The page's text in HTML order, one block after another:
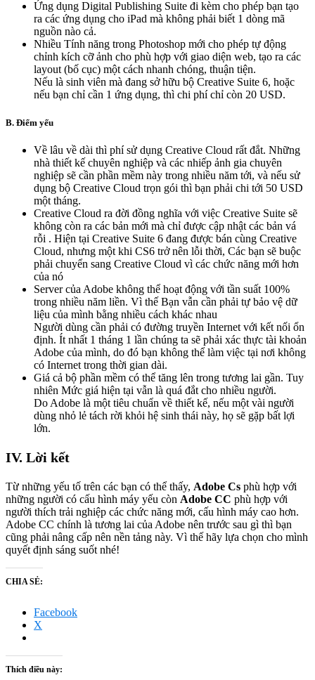
Ứng dụng Digital Publishing Suite đi kèm cho phép bạn tạo
ra các ứng dụng cho iPad mà không phải biết 1 dòng mã
nguồn nào cả.
Nhiều Tính năng trong Photoshop mới cho phép tự động
chỉnh kích cỡ ảnh cho phù hợp với giao diện web, tạo ra các
layout (bố cục) một cách nhanh chóng, thuận tiện.
Nếu là sinh viên mà đang sở hữu bộ Creative Suite 6, hoặc
nếu bạn chỉ cần 1 ứng dụng, thì chi phí chỉ còn 20 USD.
B. Điểm yếu
Về lâu về dài thì phí sử dụng Creative Cloud rất đắt. Những
nhà thiết kế chuyên nghiệp và các nhiếp ảnh gia chuyên
nghiệp sẽ cần phần mềm này trong nhiều năm tới, và nếu sử
dụng bộ Creative Cloud trọn gói thì bạn phải chi tới 50 USD
một tháng.
Creative Cloud ra đời đồng nghĩa với việc Creative Suite sẽ
không còn ra các bản mới mà chỉ được cập nhật các bản vá
rỗi . Hiện tại Creative Suite 6 đang được bán cùng Creative
Cloud, nhưng một khi CS6 trở nên lỗi thời, Các bạn sẽ buộc
phải chuyển sang Creative Cloud vì các chức năng mới hơn
của nó
Server của Adobe không thể hoạt động với tần suất 100%
trong nhiều năm liền. Vì thế Bạn vẫn cần phải tự bảo vệ dữ
liệu của mình bằng nhiều cách khác nhau
Người dùng cần phải có đường truyền Internet với kết nối ổn
định. Ít nhất 1 tháng 1 lần chúng ta sẽ phải xác thực tài khoản
Adobe của mình, do đó bạn không thể làm việc tại nơi không
có Internet trong thời gian dài.
Giá cả bộ phần mềm có thể tăng lên trong tương lai gần. Tuy
nhiên Mức giá hiện tại vẫn là quá đắt cho nhiều người.
Do Adobe là một tiêu chuẩn về thiết kế, nếu một vài người
dùng nhỏ lẻ tách rời khỏi hệ sinh thái này, họ sẽ gặp bất lợi
lớn.
IV. Lời kết
Từ những yếu tố trên các bạn có thể thấy, Adobe Cs phù hợp với
những người có cấu hình máy yếu còn Adobe CC phù hợp với
người thích trải nghiệp các chức năng mới, cấu hình máy cao hơn.
Adobe CC chính là tương lai của Adobe nên trước sau gì thì bạn
cũng phải nâng cấp nên nền tảng này. Vì thế hãy lựa chọn cho mình
quyết định sáng suốt nhé!
CHIA SẺ:
Facebook
X
Thích điều này: